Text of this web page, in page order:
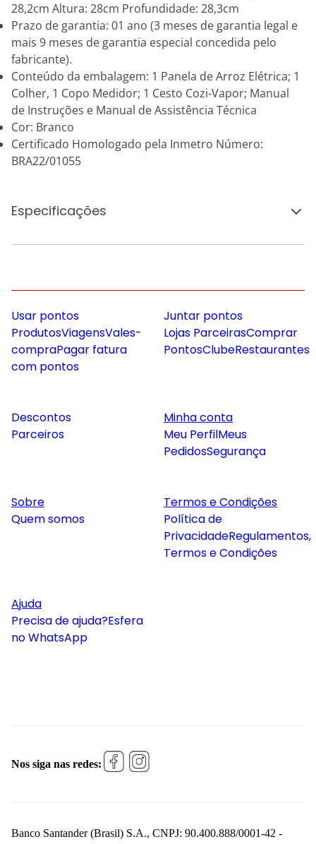
28,2cm Altura: 28cm Profundidade: 28,3cm
Prazo de garantia: 01 ano (3 meses de garantia legal e
mais 9 meses de garantia especial concedida pelo
fabricante).
Conteúdo da embalagem: 1 Panela de Arroz Elétrica; 1
Colher, 1 Copo Medidor; 1 Cesto Cozi-Vapor; Manual
de Instruções e Manual de Assistência Técnica
Cor: Branco
Certificado Homologado pela Inmetro Número:
BRA22/01055
Especificações
Usar pontos
ProdutosViagensVales-
compraPagar fatura
com pontos
Juntar pontos
Lojas ParceirasComprar
PontosClubeRestaurantes
Descontos
Parceiros
Minha conta
Meu PerfilMeus
PedidosSegurança
Sobre
Quem somos
Termos e Condições
Política de
PrivacidadeRegulamentos,
Termos e Condições
Ajuda
Precisa de ajuda?Esfera
no WhatsApp
Nos siga nas redes:
Banco Santander (Brasil) S.A., CNPJ: 90.400.888/0001-42 -